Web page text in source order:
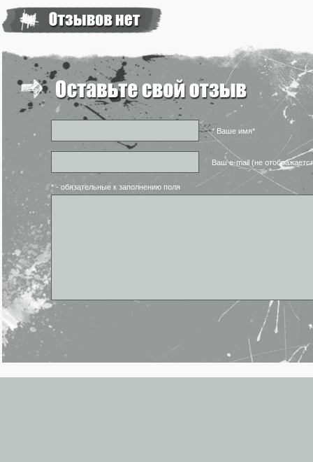
* Ваше имя*
Ваш e-mail (не
* - обязательные к заполнению поля